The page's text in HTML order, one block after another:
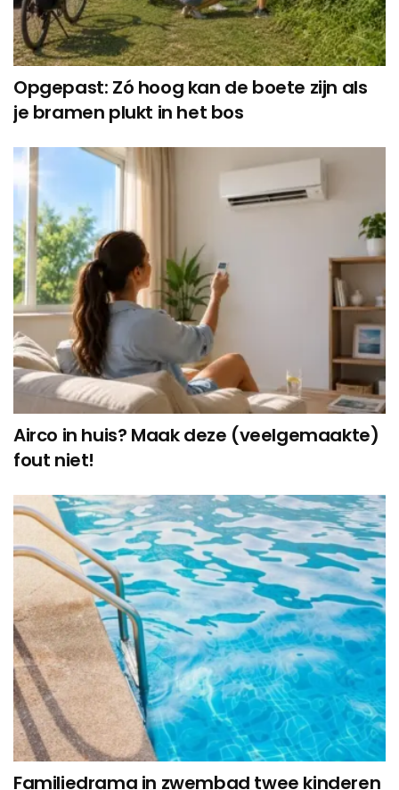
Opgepast: Zó hoog kan de boete zijn als
je bramen plukt in het bos
Airco in huis? Maak deze (veelgemaakte)
fout niet!
Familiedrama in zwembad twee kinderen